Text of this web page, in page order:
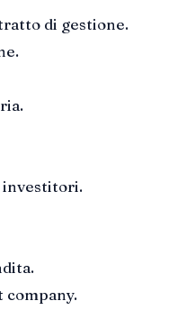
di gestione.
investitori.
company.